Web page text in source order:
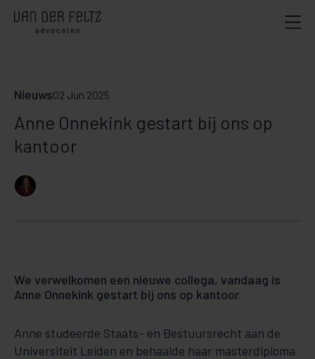
Nieuws02 Jun 2025
Anne Onnekink gestart bij ons op
kantoor
We verwelkomen een nieuwe collega, vandaag is
Anne Onnekink gestart bij ons op kantoor.
Anne studeerde Staats- en Bestuursrecht aan de
Universiteit Leiden en behaalde haar masterdiploma